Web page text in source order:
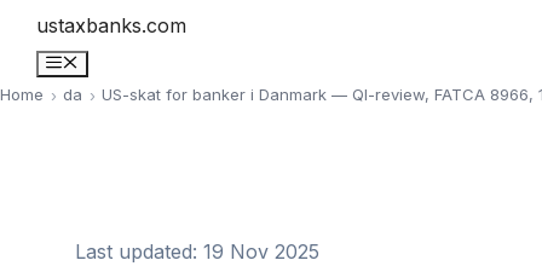
Skip
content
ustaxbanks.com
Menu
Home da US-skat for banker i Danmark — QI-review, FATCA 8966,
Last updated: 19 Nov 2025